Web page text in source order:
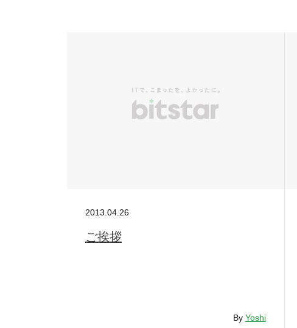
WORKS
2013.04.26
ご挨拶
By Yoshi